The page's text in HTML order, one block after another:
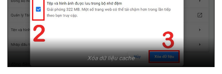
Xóa dữ liệu cache